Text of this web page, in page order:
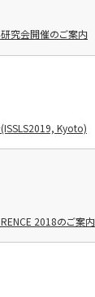
究会開催のご案内
Kyoto)
2018のご案内